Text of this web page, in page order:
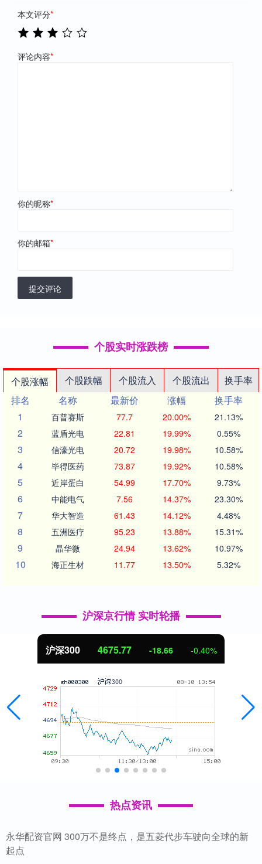
本文评分*
评论内容*
你的昵称*
你的邮箱*
提交评论
个股实时涨跌榜
个股涨幅 个股跌幅 个股流入 个股流出
换手率
排名
名称 最新价 涨幅
换手率
1
百普赛斯 77.7 20.00% 21.13%
2 蓝盾光电 22.81 19.99% 0.55%
3 信濠光电 20.72 19.98% 10.58%
4 毕得医药 73.87 19.92% 10.58%
5 近岸蛋白 54.99 17.70% 9.73%
6 中能电气 7.56 14.37% 23.30%
7 华大智造 61.43 14.12% 4.48%
8 五洲医疗 95.23 13.88% 15.31%
9 晶华微 24.94 13.62% 10.97%
10 海正生材 11.77 13.50% 5.32%
沪深京行情 实时轮播
沪深300 4675.77 -18.66 -0.40%
热点资讯
永华配资官网 300万不是终点，是五菱代步车驶向全球的新
起点